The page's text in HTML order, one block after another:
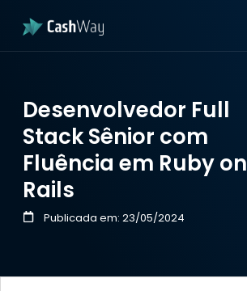
Desenvolvedor Full
Stack Sênior com
Fluência em Ruby on
Rails
Publicada em: 23/05/2024